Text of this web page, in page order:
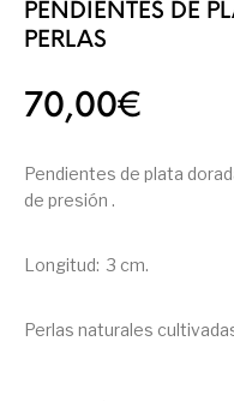
PENDIENTES DE
PERLAS
70,00€
Pendientes de plata
de presión .
Longitud: 3 cm.
Perlas naturales